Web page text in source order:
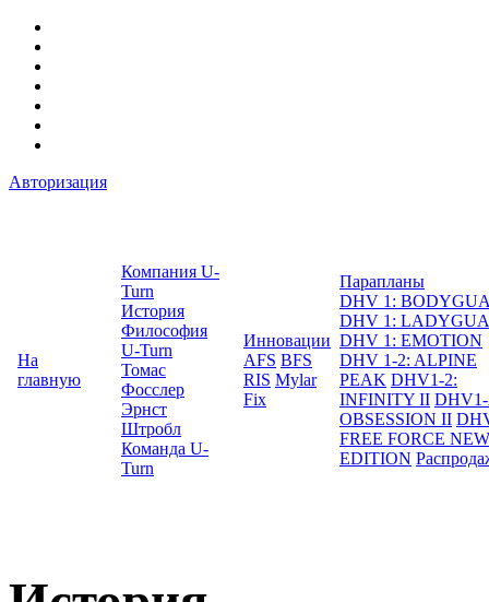
Авторизация
На
главную
Компания U-
Turn
История
Философия
U-Turn
Томас
Фосслер
Эрнст
Штробл
Команда U-
Turn
Инновации
AFS BFS
RIS Mylar
Fix
Парапланы
DHV 1:
DHV 1:
DHV 1: EMOTION
DHV 1-2: ALPINE
PEAK DHV1-2:
INFINITY II
OBSESSION II
FREE FORCE NEW
EDITION